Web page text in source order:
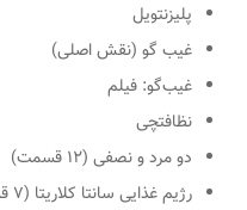
پلیزنتویل
غیب گو (نقش اصلی)
غیب‌گو: فیلم
نظافتچی
دو مرد و نصفی (۱۲ قسمت)
رژیم غذایی سانتا کلاریتا (۷ قسمت)